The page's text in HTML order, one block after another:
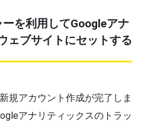
を利用してGoogleアナ
ェブサイトにセットする
規アカウント作成が完了しま
アナリティックスのトラッ